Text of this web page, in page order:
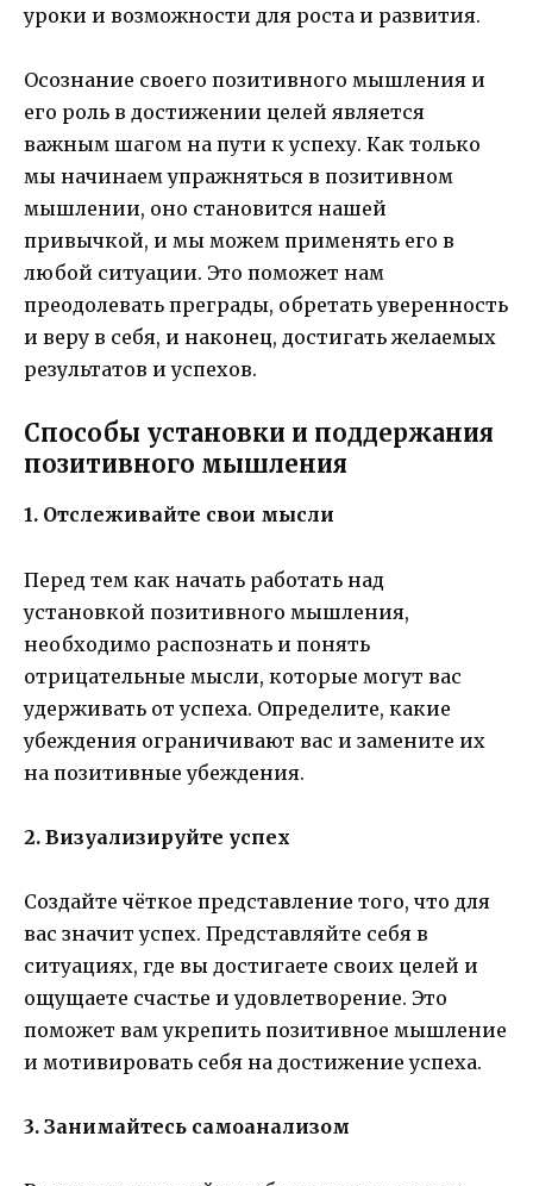
уроки и возможности для роста и развития.
Осознание своего позитивного мышления и
его роль в достижении целей является
важным шагом на пути к успеху. Как только
мы начинаем упражняться в позитивном
мышлении, оно становится нашей
привычкой, и мы можем применять его в
любой ситуации. Это поможет нам
преодолевать преграды, обретать уверенность
и веру в себя, и наконец, достигать желаемых
результатов и успехов.
Способы установки и поддержания
позитивного мышления
1. Отслеживайте свои мысли
Перед тем как начать работать над
установкой позитивного мышления,
необходимо распознать и понять
отрицательные мысли, которые могут вас
удерживать от успеха. Определите, какие
убеждения ограничивают вас и замените их
на позитивные убеждения.
2. Визуализируйте успех
Создайте чёткое представление того, что для
вас значит успех. Представляйте себя в
ситуациях, где вы достигаете своих целей и
ощущаете счастье и удовлетворение. Это
поможет вам укрепить позитивное мышление
и мотивировать себя на достижение успеха.
3. Занимайтесь самоанализом